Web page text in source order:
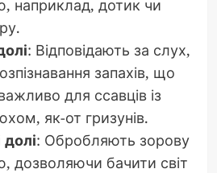
наприклад, дотик чи
: Відповідають за слух,
запахів, що
для ссавців із
як-от гризунів.
: Обробляють зорову
дозволяючи бачити світ